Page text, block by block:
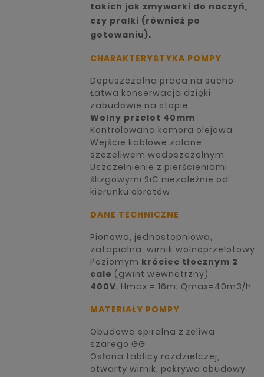
takich jak zmywarki do naczyń,
czy pralki (również po
gotowaniu).
CHARAKTERYSTYKA POMPY
Dopuszczalna praca na sucho
Łatwa konserwacja dzięki
zabudowie na stopie
Wolny przelot 40mm
Kontrolowana komora olejowa
Wejście kablowe zalane
szczeliwem wodoszczelnym
Uszczelnienie z pierścieniami
ślizgowymi SiC niezależnie od
kierunku obrotów
DANE TECHNICZNE
Pionowa, jednostopniowa,
zatapialna, wirnik wolnoprzelotowy
Poziomym króciec tłocznym 2
cale (gwint wewnętrzny)
400V; Hmax = 16m; Qmax=40m3/h
MATERIAŁY POMPY
Obudowa spiralna z żeliwa
szarego GG
Osłona tablicy rozdzielczej,
otwarty wirnik, pokrywa obudowy